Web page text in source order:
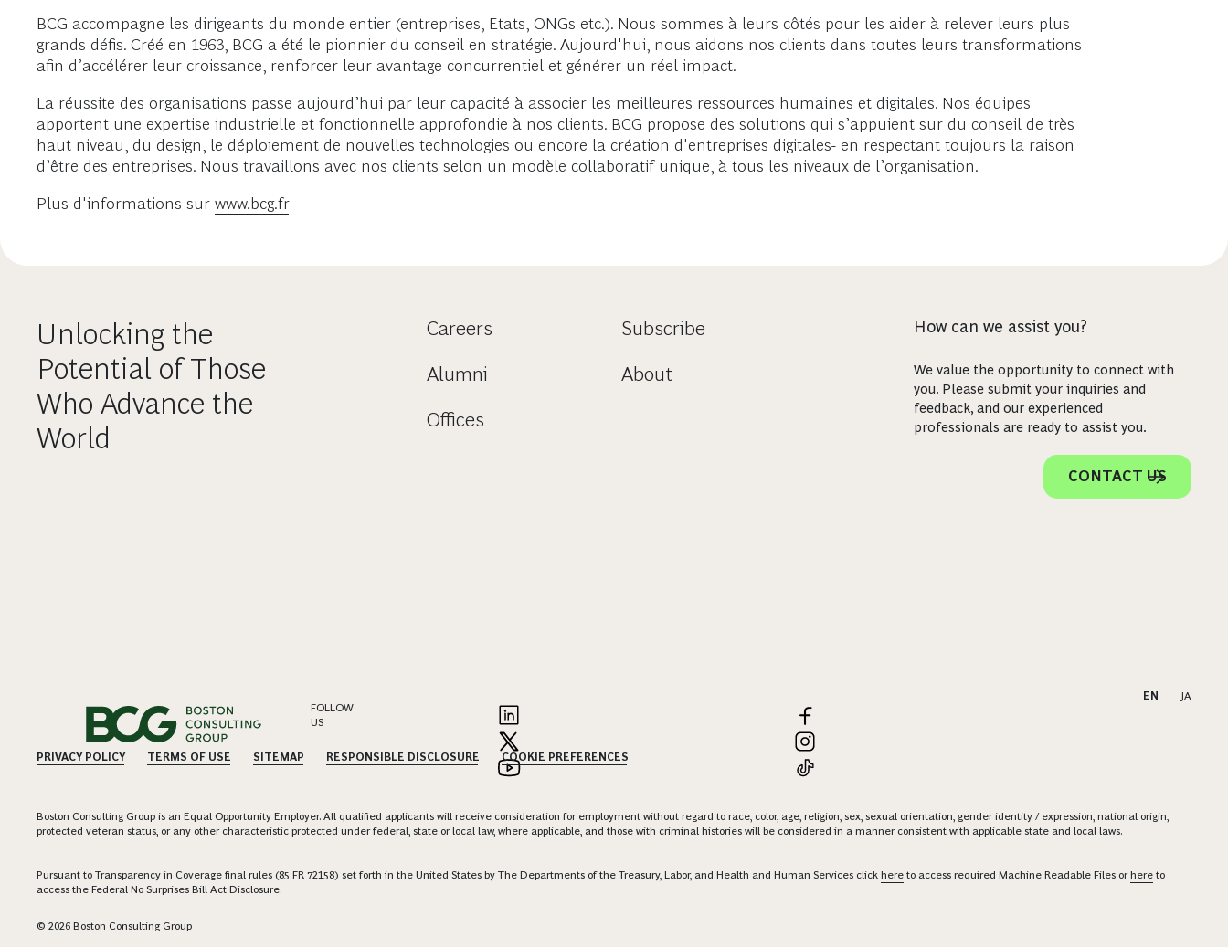
BCG accompagne les dirigeants du monde entier (entreprises, Etats, ONGs etc.). Nous sommes à leurs côtés pour les aider à relever leurs plus
grands défis. Créé en 1963, BCG a été le pionnier du conseil en stratégie. Aujourd'hui, nous aidons nos clients dans toutes leurs transformations
afin d’accélérer leur croissance, renforcer leur avantage concurrentiel et générer un réel impact.
La réussite des organisations passe aujourd’hui par leur capacité à associer les meilleures ressources humaines et digitales. Nos équipes
apportent une expertise industrielle et fonctionnelle approfondie à nos clients. BCG propose des solutions qui s’appuient sur du conseil de très
haut niveau, du design, le déploiement de nouvelles technologies ou encore la création d'entreprises digitales- en respectant toujours la raison
d’être des entreprises. Nous travaillons avec nos clients selon un modèle collaboratif unique, à tous les niveaux de l’organisation.
Plus d'informations sur www.bcg.fr
Unlocking the
Potential of Those
Who Advance the
World
Careers
Alumni
Offices
Subscribe
About
How can we assist you?
We value the opportunity to connect with
you. Please submit your inquiries and
feedback, and our experienced
professionals are ready to assist you.
CONTACT US
EN
JA
FOLLOW
US
PRIVACY POLICY TERMS OF USE SITEMAP RESPONSIBLE DISCLOSURE COOKIE PREFERENCES
Boston Consulting Group is an Equal Opportunity Employer. All qualified applicants will receive consideration for employment without regard to race, color, age, religion, sex, sexual orientation, gender identity / expression, national origin,
protected veteran status, or any other characteristic protected under federal, state or local law, where applicable, and those with criminal histories will be considered in a manner consistent with applicable state and local laws.
Pursuant to Transparency in Coverage final rules (85 FR 72158) set forth in the United States by The Departments of the Treasury, Labor, and Health and Human Services click here to access required Machine Readable Files orhere to
access the Federal No Surprises Bill Act Disclosure.
© 2026 Boston Consulting Group